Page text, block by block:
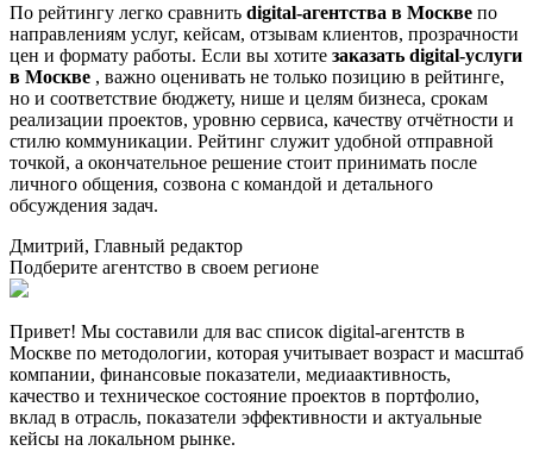
По рейтингу легко сравнить digital-агентства в Москве по
направлениям услуг, кейсам, отзывам клиентов, прозрачности
цен и формату работы. Если вы хотите заказать digital-услуги
в Москве , важно оценивать не только позицию в рейтинге,
но и соответствие бюджету, нише и целям бизнеса, срокам
реализации проектов, уровню сервиса, качеству отчётности и
стилю коммуникации. Рейтинг служит удобной отправной
точкой, а окончательное решение стоит принимать после
личного общения, созвона с командой и детального
обсуждения задач.
Дмитрий, Главный редактор
Подберите агентство в своем регионе
Привет! Мы составили для вас список digital-агентств в
Москве по методологии, которая учитывает возраст и масштаб
компании, финансовые показатели, медиаактивность,
качество и техническое состояние проектов в портфолио,
вклад в отрасль, показатели эффективности и актуальные
кейсы на локальном рынке.